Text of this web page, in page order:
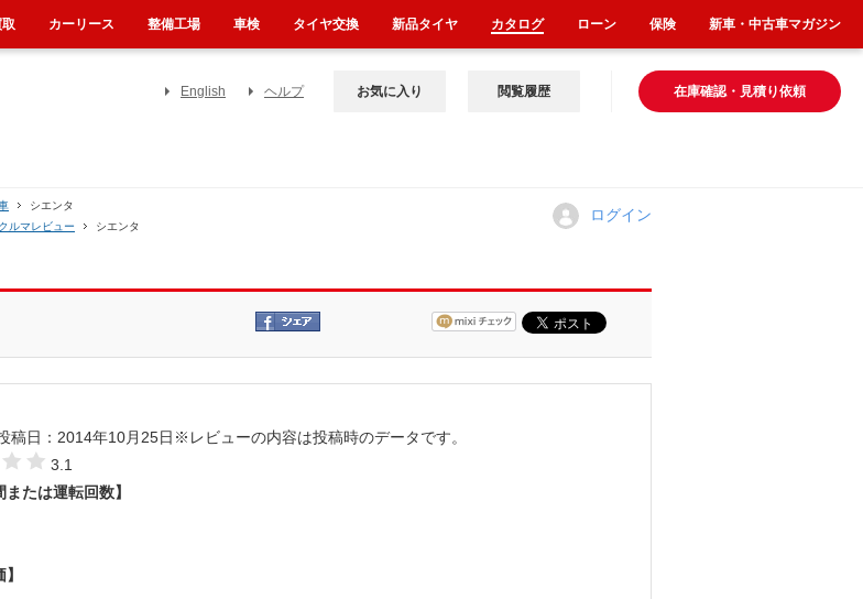
English ヘルプ 在庫確認・見積り依頼
お気に入り 閲覧履歴
シエンタ
ルマレビュー シエンタ
ログイン
稿日：2014年10月25日 ※レビューの内容は投稿時のデータです。
3.1
または運転回数】
カーリース 整備工場 車検 タイヤ交換 新品タイヤ カタログ ローン 保険 新車・中古車マガジン